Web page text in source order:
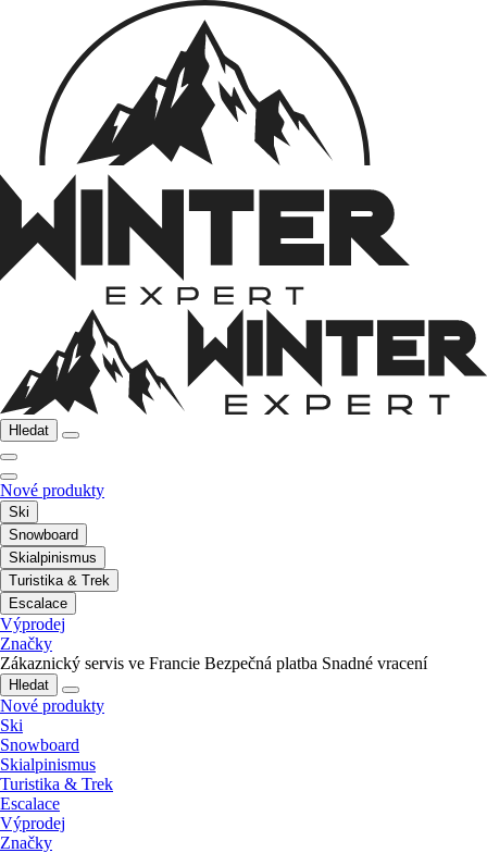
Hledat
Nové produkty
Ski
Snowboard
Skialpinismus
Turistika & Trek
Escalace
Výprodej
Značky
Zákaznický servis ve Francie Bezpečná platba Snadné vracení
Hledat
Nové produkty
Ski
Snowboard
Skialpinismus
Turistika & Trek
Escalace
Výprodej
Značky